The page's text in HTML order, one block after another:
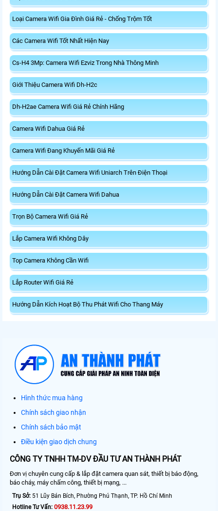
Loại Camera Wifi Gia Đình Giá Rẻ - Chống Trộm Tốt
Các Camera Wifi Tốt Nhất Hiện Nay
Cs-H4 3Mp: Camera Wifi Ezviz Trong Nhà Thông Minh
Giới Thiệu Camera Wifi Dh-H2c
Dh-H2ae Camera Wifi Giá Rẻ Chính Hãng
Camera Wifi Dahua Giá Rẻ
Camera Wifi Đang Khuyến Mãi Giá Rẻ
Hướng Dẫn Cài Đặt Camera Wifi Uniarch Trên Điện Thoại
Hướng Dẫn Cài Đặt Camera Wifi Dahua
Trọn Bộ Camera Wifi Giá Rẻ
Lắp Camera Wifi Không Dây
Top Camera Không Cần Wifi
Lắp Router Wifi Giá Rẻ
Hướng Dẫn Kích Hoạt Bộ Thu Phát Wifi Cho Thang Máy
Hình thức mua hàng
Chính sách giao nhận
Chính sách bảo mật
Điều kiện giao dịch chung
CÔNG TY TNHH TM-DV ĐẦU TƯ AN THÀNH PHÁT
Đơn vị chuyên cung cấp & lắp đặt camera quan sát, thiết bị báo động,
báo cháy, máy chấm công, thiết bị mạng, ...
Trụ Sở: 51 Lũy Bán Bích, Phường Phú Thạnh, TP. Hồ Chí Minh
Hotline Tư Vấn: 0938.11.23.99